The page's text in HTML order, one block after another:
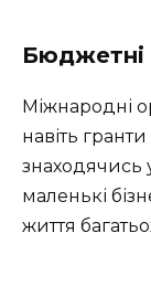
Бюджетні
Міжнародні
навіть
знаходячись
маленькі
життя